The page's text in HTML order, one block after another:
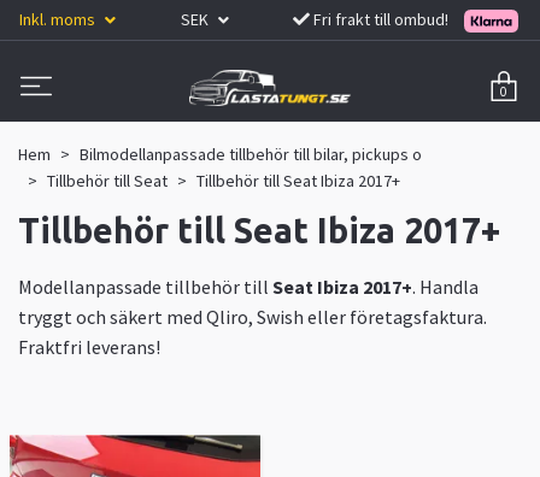
Inkl. moms SEK Fri frakt till ombud!
0
Hem
Bilmodellanpassade tillbehör till bilar, pickups o
Tillbehör till Seat
Tillbehör till Seat Ibiza 2017+
Tillbehör till Seat Ibiza 2017+
Modellanpassade tillbehör till Seat Ibiza 2017+. Handla
tryggt och säkert med Qliro, Swish eller företagsfaktura.
Fraktfri leverans!